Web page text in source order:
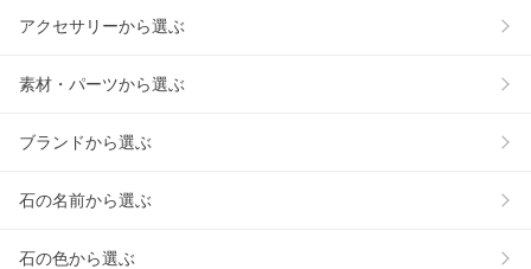
アクセサリーから選ぶ
素材・パーツから選ぶ
ブランドから選ぶ
石の名前から選ぶ
石の色から選ぶ